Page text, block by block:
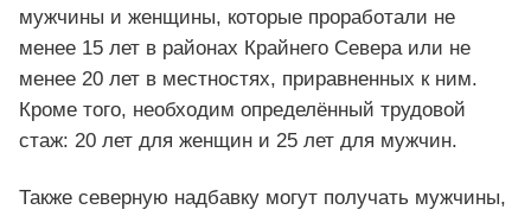
мужчины и женщины, которые проработали не
менее 15 лет в районах Крайнего Севера или не
менее 20 лет в местностях, приравненных к ним.
Кроме того, необходим определённый трудовой
стаж: 20 лет для женщин и 25 лет для мужчин.
Также северную надбавку могут получать мужчины,